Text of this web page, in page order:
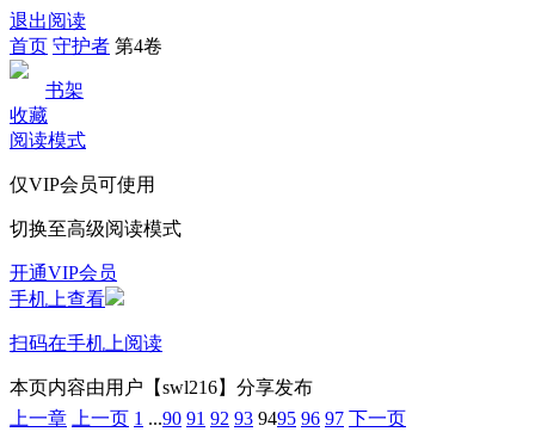
退出阅读
首页 守护者 第4卷
书架
收藏
阅读模式
仅VIP会员可使用
切换至高级阅读模式
开通VIP会员
手机上查看
扫码在手机上阅读
本页内容由用户【swl216】分享发布
上一章
上一页 1 ...90 91 92 93 9495 96 97 下一页